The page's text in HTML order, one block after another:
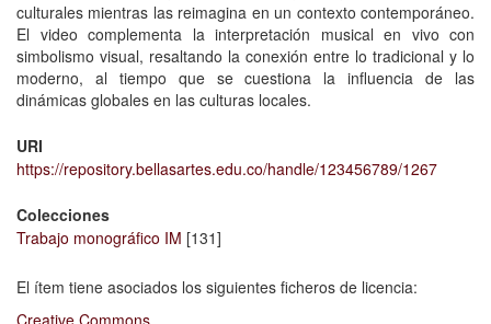
culturales mientras las reimagina en un contexto contemporáneo.
El video complementa la interpretación musical en vivo con
simbolismo visual, resaltando la conexión entre lo tradicional y lo
moderno, al tiempo que se cuestiona la influencia de las
dinámicas globales en las culturas locales.
URI
https://repository.bellasartes.edu.co/handle/123456789/1267
Colecciones
Trabajo monográfico IM [131]
El ítem tiene asociados los siguientes ficheros de licencia:
Creative Commons